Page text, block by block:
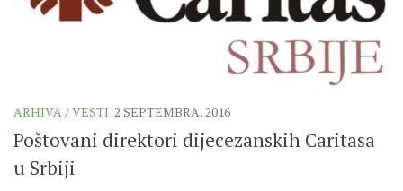
SVEŠTENICI
ŽUPE
SEVERNI DEKANAT
SREDNJI DEKANAT
ARHIVA/VESTI 2 SEPTEMBRA, 2016
Poštovani direktori dijecezanskih Caritasa
u Srbiji